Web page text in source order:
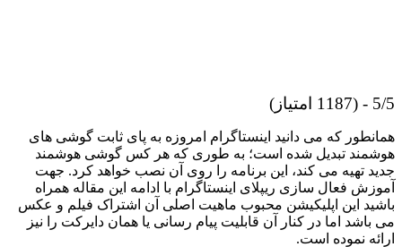
5/5 - (1187 امتیاز)
همانطور که می دانید اینستاگرام امروزه به پای ثابت گوشی های
هوشمند تبدیل شده است؛ به طوری که هر کس گوشی هوشمند
جدید تهیه می کند، این برنامه را روی آن نصب خواهد کرد. جهت
آموزش فعال سازی ریپلای اینستاگرام با ادامه این مقاله همراه
باشید این اپلیکیشن محبوب ماهیت اصلی آن اشتراک فیلم و عکس
می باشد اما در کنار آن قابلیت پیام رسانی یا همان دایرکت را نیز
ارائه نموده است.